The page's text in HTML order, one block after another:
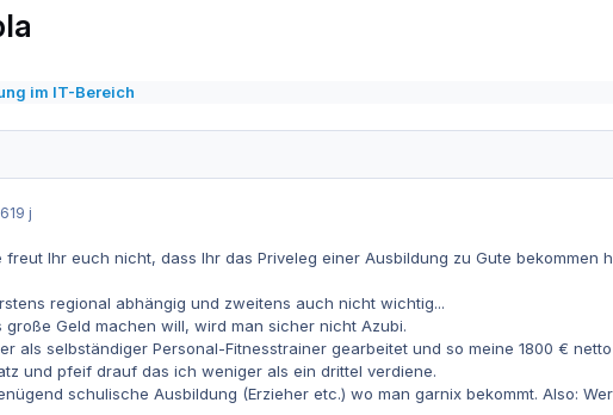
im IT-Bereich
19 j
freut Ihr euch nicht, dass Ihr das Priveleg einer Ausbildung zu Gute
regional abhängig und zweitens auch nicht wichtig...
große Geld machen will, wird man sicher nicht Azubi.
als selbständiger Personal-Fitnesstrainer gearbeitet und so meine 1800 €
und pfeif drauf das ich weniger als ein drittel verdiene.
schulische Ausbildung (Erzieher etc.) wo man garnix bekommt. Also: